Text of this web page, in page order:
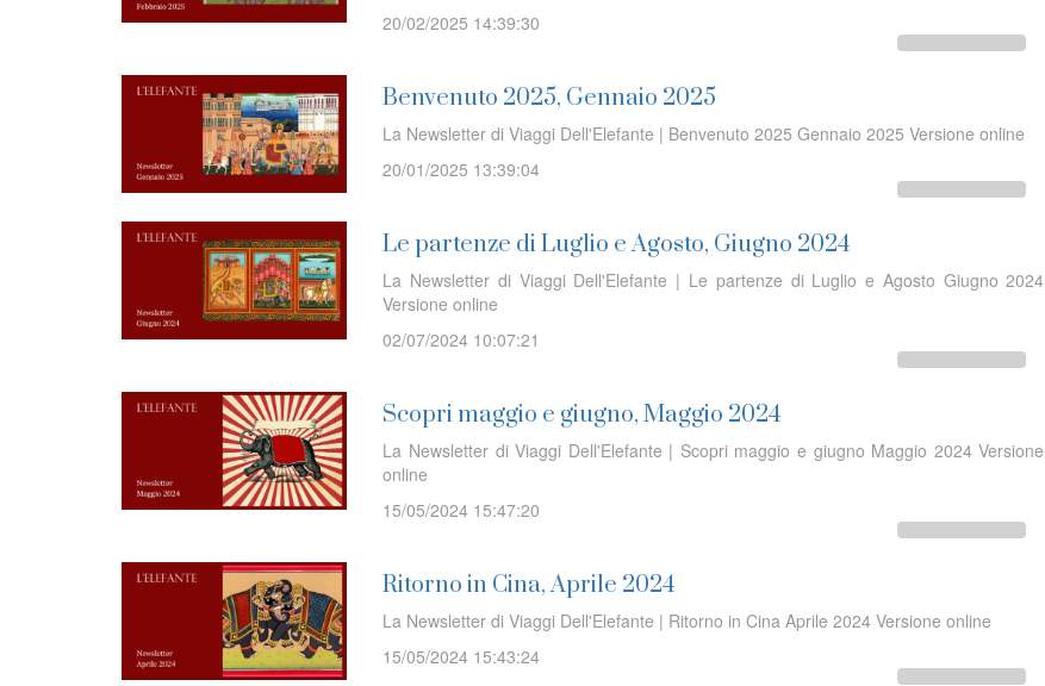
20/02/2025 14:39:30
Benvenuto 2025, Gennaio 2025
La Newsletter di Viaggi Dell'Elefante | Benvenuto 2025 Gennaio 2025 Versione online
20/01/2025 13:39:04
Le partenze di Luglio e Agosto, Giugno 2024
La Newsletter di Viaggi Dell'Elefante | Le partenze di Luglio e Agosto Giugno 2024
Versione online
02/07/2024 10:07:21
Scopri maggio e giugno, Maggio 2024
La Newsletter di Viaggi Dell'Elefante | Scopri maggio e giugno Maggio 2024 Versione
online
15/05/2024 15:47:20
Ritorno in Cina, Aprile 2024
La Newsletter di Viaggi Dell'Elefante | Ritorno in Cina Aprile 2024 Versione online
15/05/2024 15:43:24